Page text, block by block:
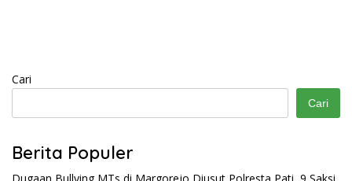
Cari
Cari
Berita Populer